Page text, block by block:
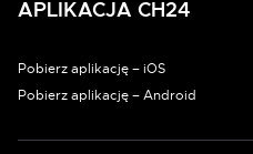
APLIKACJA CH24
Pobierz aplikację – iOS
Pobierz aplikację – Android